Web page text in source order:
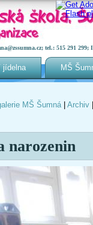
tel.: 515 291 299;
jídelna MŠ
MŠ Šumná|Archiv
narozenin